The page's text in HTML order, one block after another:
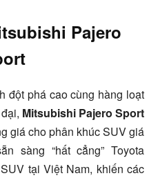
Pajero
đột phá cao cùng hàng loạt
Mitsubishi Pajero Sport
giá cho phân khúc SUV giá
sàng “hất cẳng” Toyota
tại Việt Nam, khiến các